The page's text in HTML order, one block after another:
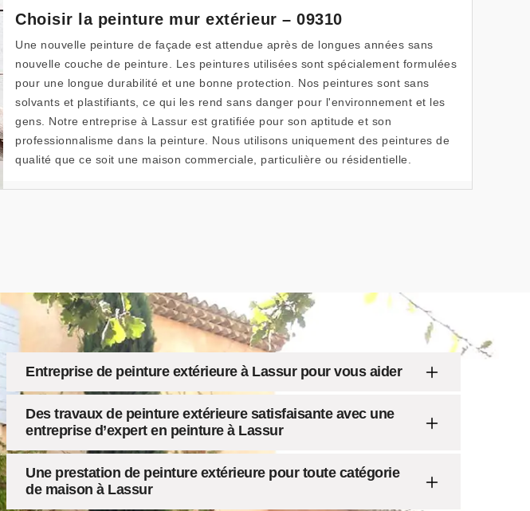
Choisir la peinture mur extérieur – 09310
Une nouvelle peinture de façade est attendue après de longues années sans
nouvelle couche de peinture. Les peintures utilisées sont spécialement formulées
pour une longue durabilité et une bonne protection. Nos peintures sont sans
solvants et plastifiants, ce qui les rend sans danger pour l'environnement et les
gens. Notre entreprise à Lassur est gratifiée pour son aptitude et son
professionnalisme dans la peinture. Nous utilisons uniquement des peintures de
qualité que ce soit une maison commerciale, particulière ou résidentielle.
Entreprise de peinture extérieure à Lassur pour vous aider
Des travaux de peinture extérieure satisfaisante avec une
entreprise d’expert en peinture à Lassur
Une prestation de peinture extérieure pour toute catégorie
de maison à Lassur